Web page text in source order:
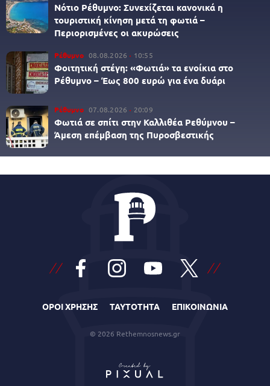
Νότιο Ρέθυμνο: Συνεχίζεται κανονικά η
τουριστική κίνηση μετά τη φωτιά –
Περιορισμένες οι ακυρώσεις
Ρέθυμνο 08.08.2026 10:55
Φοιτητική στέγη: «Φωτιά» τα ενοίκια στο
Ρέθυμνο – Έως 800 ευρώ για ένα δυάρι
Ρέθυμνο 07.08.2026 20:09
Φωτιά σε σπίτι στην Καλλιθέα Ρεθύμνου –
Άμεση επέμβαση της Πυροσβεστικής
ΟΡΟΙ ΧΡΗΣΗΣ ΤΑΥΤΟΤΗΤΑ ΕΠΙΚΟΙΝΩΝΙΑ
© 2026 Rethemnosnews.gr